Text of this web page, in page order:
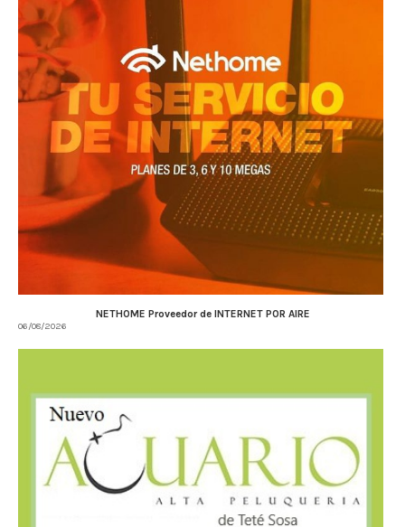
NETHOME Proveedor de INTERNET POR AIRE
06/08/2026